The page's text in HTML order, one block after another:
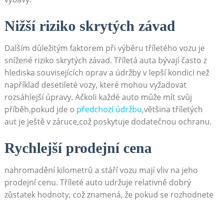
Nižší ⁣riziko skrytých ⁢závad
Dalším‍ důležitým faktorem ‌při výběru tříletého vozu⁤ je
‍snížené riziko skrytých ⁢závad. Tříletá auta⁤ bývají často z
hlediska ‌souvisejících oprav a údržby v lepší​ kondici ‍než
například desetileté vozy, které mohou vyžadovat
rozsáhlejší úpravy. Ačkoli ​každé auto může mít svůj
příběh,pokud jde o předchozí údržbu,většina tříletých
aut je ještě v záruce,což poskytuje dodatečnou ochranu.
Rychlejší ‌prodejní cena
nahromadění kilometrů ‍a stáří vozu mají vliv na jeho
prodejní cenu.⁤ Tříleté auto udržuje‍ relativně⁤ dobrý
zůstatek hodnoty, což znamená, že‌ pokud ⁢se rozhodnete